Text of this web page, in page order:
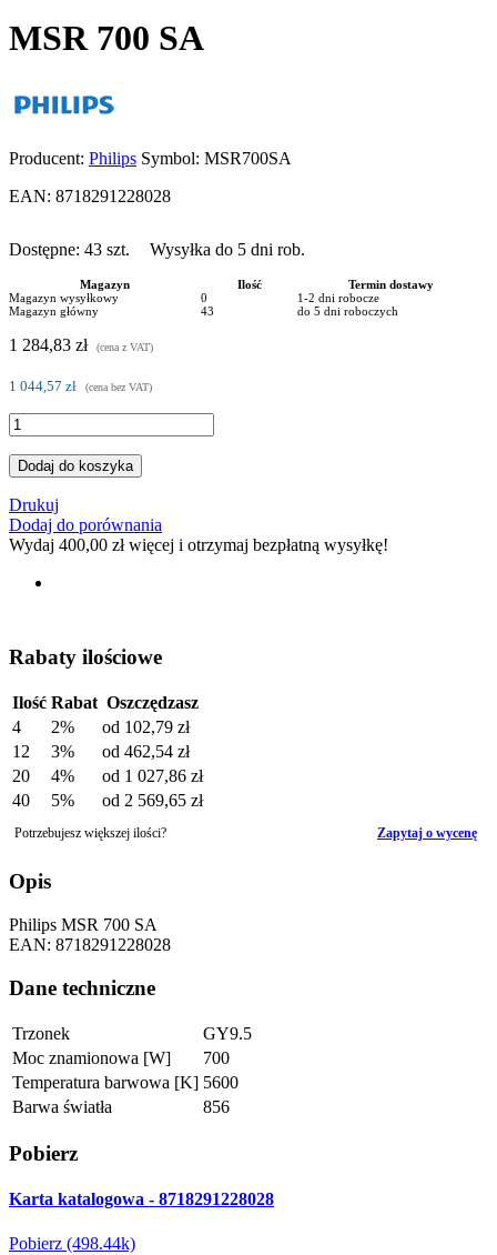
MSR 700 SA
Producent: Philips Symbol: MSR700SA
EAN: 8718291228028
Dostępne: 43 szt. Wysyłka do 5 dni rob.
Magazyn Ilość
Termin dostawy
Magazyn wysyłkowy
0
1-2 dni robocze
Magazyn główny
43 do 5 dni roboczych
1 284,83 zł (cena z VAT)
1 044,57 zł (cena bez VAT)
Dodaj do koszyka
Drukuj
Dodaj do porównania
Wydaj 400,00 złwięcej i otrzymaj bezpłatną wysyłkę!
Rabaty ilościowe
Ilość Rabat Oszczędzasz
4
2% od 102,79 zł
12
3% od 462,54 zł
20
4% od 1 027,86 zł
40
5% od 2 569,65 zł
Potrzebujesz większej ilości? Zapytaj o wycenę
Opis
Philips MSR 700 SA
EAN: 8718291228028
Dane techniczne
Trzonek
GY9.5
Moc znamionowa [W]
700
Temperatura barwowa [K] 5600
Barwa światła
856
Pobierz
Karta katalogowa - 8718291228028
Pobierz (498.44k)